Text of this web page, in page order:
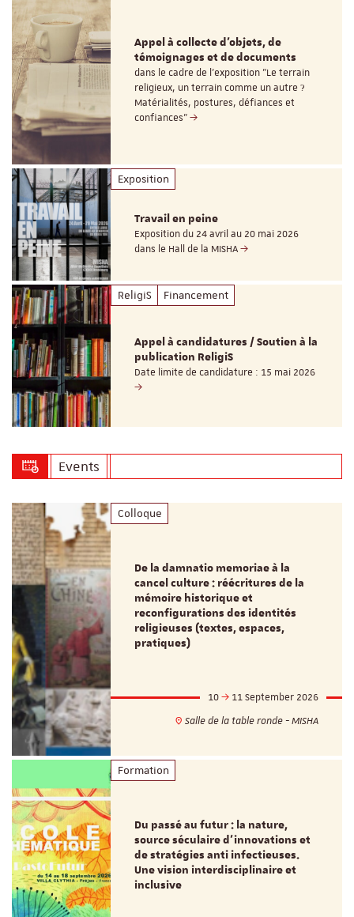
Appel à collecte d'objets, de
témoignages et de documents
dans le cadre de l'exposition "Le terrain
religieux, un terrain comme un autre ?
Matérialités, postures, défiances et
confiances"
Exposition
Travail en peine
Exposition du 24 avril au 20 mai 2026
dans le Hall de la MISHA
ReligiS Financement
Appel à candidatures / Soutien à la
publication ReligiS
Date limite de candidature : 15 mai 2026
Events
Colloque
De la damnatio memoriae à la
cancel culture : réécritures de la
mémoire historique et
reconfigurations des identités
religieuses (textes, espaces,
pratiques)
10
11 September 2026
Salle de la table ronde - MISHA
Formation
Du passé au futur : la nature,
source séculaire d’innovations et
de stratégies anti infectieuses.
Une vision interdisciplinaire et
inclusive